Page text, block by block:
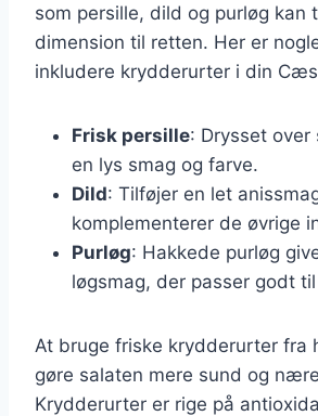
som persille, dild og purløg kan
dimension til retten. Her er
inkludere krydderurter i din
Frisk persille: Drysset over
en lys smag og farve.
Dild: Tilføjer en let
komplementerer de øvrige
Purløg: Hakkede purløg
løgsmag, der passer godt
At bruge friske krydderurter fra
gøre salaten mere sund og
Krydderurter er rige på